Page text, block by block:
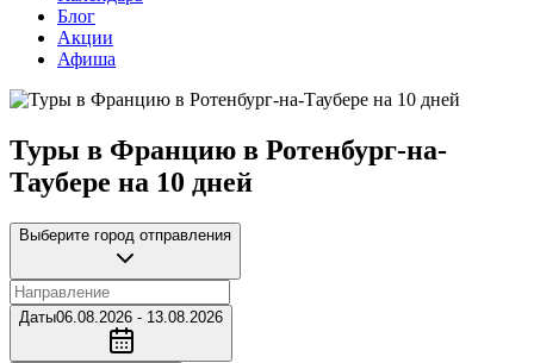
Блог
Акции
Афиша
Туры в Францию в Ротенбург-на-
Таубере на 10 дней
Выберите город отправления
Даты06.08.2026 - 13.08.2026